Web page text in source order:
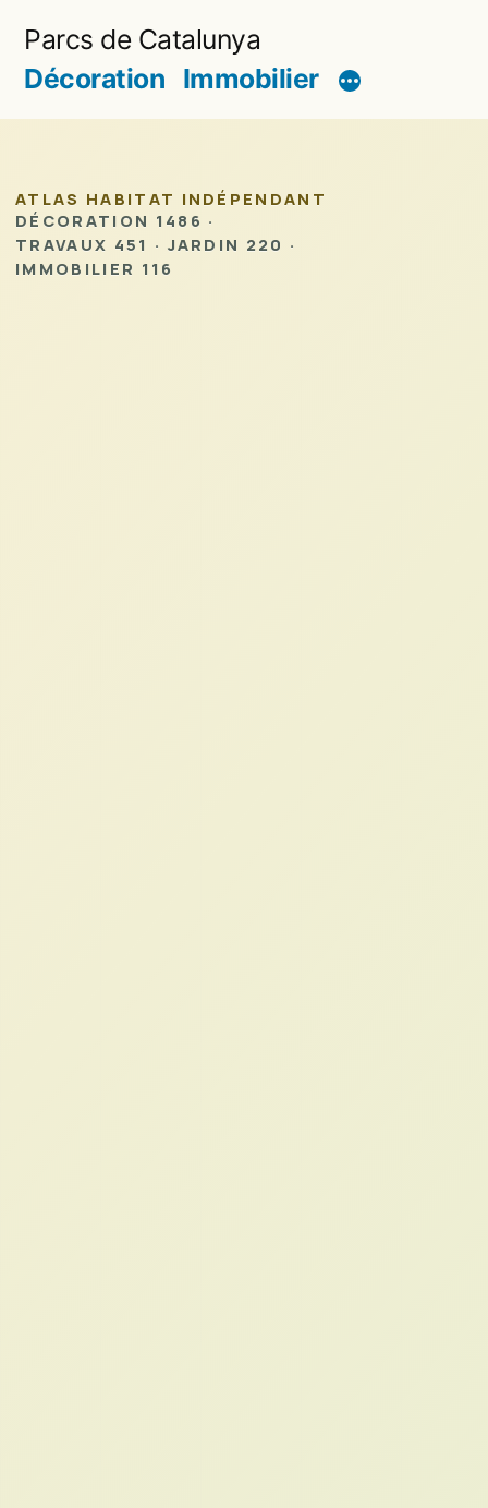
au
Parcs de Catalunya
Décoration Immobilier
ATLAS HABITAT INDÉPENDANT
DÉCORATION 1486 ·
TRAVAUX 451 · JARDIN 220 ·
IMMOBILIER 116